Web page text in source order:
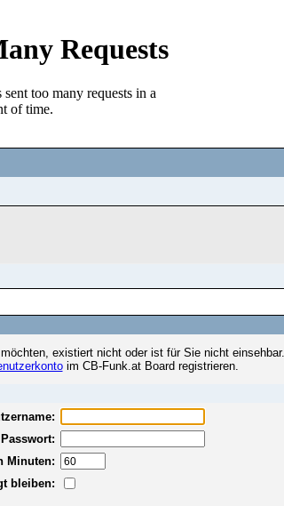
existiert nicht oder ist für Sie nicht einsehbar.
im CB-Funk.at Board registrieren.
Passwort:
Minuten:
bleiben: